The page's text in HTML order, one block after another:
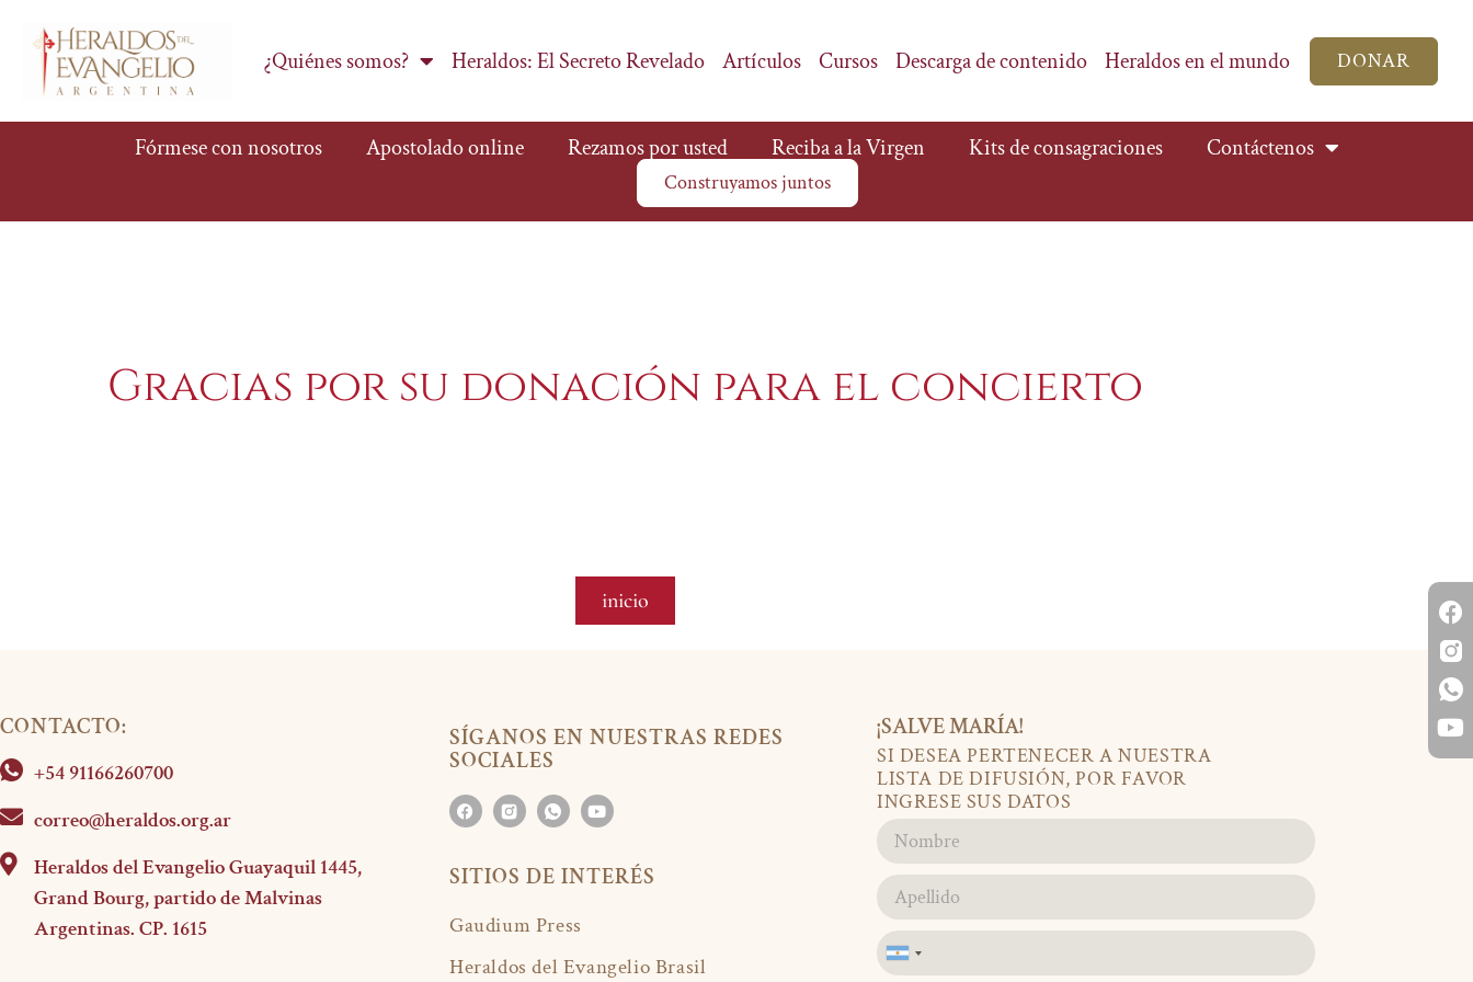
¿Quiénes somos? Heraldos: El Secreto Revelado Artículos Cursos Descarga de contenido Heraldos en el mundo DONAR
Fórmese con nosotros Apostolado online Rezamos por usted Reciba a la Virgen Kits de consagraciones Contáctenos
Construyamos juntos
Gracias por su donación para el concierto
inicio
CONTACTO:
+54 91166260700
correo@heraldos.org.ar
Heraldos del Evangelio Guayaquil 1445,
Grand Bourg, partido de Malvinas
Argentinas. CP. 1615
SÍGANOS EN NUESTRAS REDES
SOCIALES
SITIOS DE INTERÉS
Gaudium Press
Heraldos del Evangelio Brasil
¡SALVE MARÍA!
SI DESEA PERTENECER A NUESTRA
LISTA DE DIFUSIÓN, POR FAVOR
INGRESE SUS DATOS
Argentina